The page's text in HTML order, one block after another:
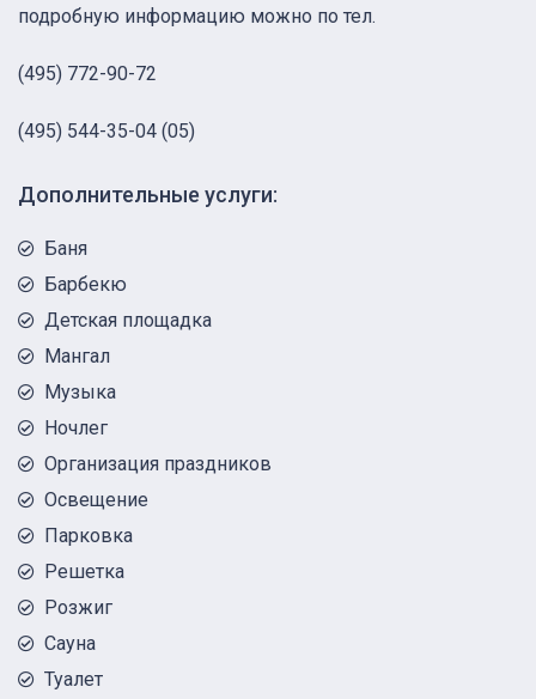
подробную информацию можно по тел.
(495) 772-90-72
(495) 544-35-04 (05)
Дополнительные услуги:
Баня
Барбекю
Детская площадка
Мангал
Музыка
Ночлег
Организация праздников
Освещение
Парковка
Решетка
Розжиг
Сауна
Туалет